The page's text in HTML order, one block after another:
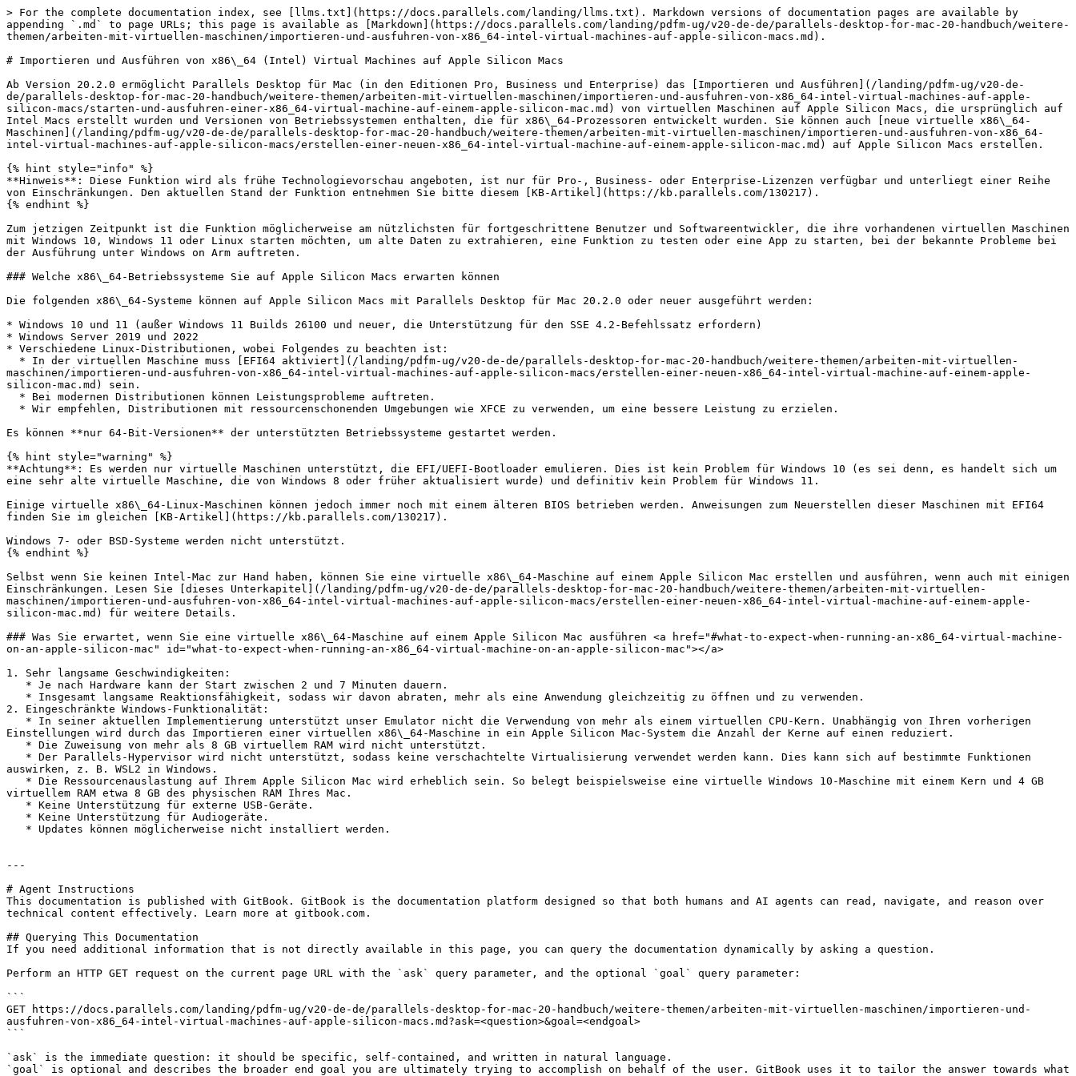
> For the complete documentation index, see [llms.txt](https://docs.parallels.com/landing/llms.txt). Markdown versions of documentation pages are available by
appending `.md` to page URLs; this page is available as [Markdown](https://docs.parallels.com/landing/pdfm-ug/v20-de-de/parallels-desktop-for-mac-20-handbuch/weitere-
themen/arbeiten-mit-virtuellen-maschinen/importieren-und-ausfuhren-von-x86_64-intel-virtual-machines-auf-apple-silicon-macs.md).
# Importieren und Ausführen von x86\_64 (Intel) Virtual Machines auf Apple Silicon Macs
Ab Version 20.2.0 ermöglicht Parallels Desktop für Mac (in den Editionen Pro, Business und Enterprise) das [Importieren und Ausführen](/landing/pdfm-ug/v20-de-
de/parallels-desktop-for-mac-20-handbuch/weitere-themen/arbeiten-mit-virtuellen-maschinen/importieren-und-ausfuhren-von-x86_64-intel-virtual-machines-auf-apple-
silicon-macs/starten-und-ausfuhren-einer-x86_64-virtual-machine-auf-einem-apple-silicon-mac.md) von virtuellen Maschinen auf Apple Silicon Macs, die ursprünglich auf
Intel Macs erstellt wurden und Versionen von Betriebssystemen enthalten, die für x86\_64-Prozessoren entwickelt wurden. Sie können auch [neue virtuelle x86\_64-
Maschinen](/landing/pdfm-ug/v20-de-de/parallels-desktop-for-mac-20-handbuch/weitere-themen/arbeiten-mit-virtuellen-maschinen/importieren-und-ausfuhren-von-x86_64-
intel-virtual-machines-auf-apple-silicon-macs/erstellen-einer-neuen-x86_64-intel-virtual-machine-auf-einem-apple-silicon-mac.md) auf Apple Silicon Macs erstellen.
{% hint style="info" %}
**Hinweis**: Diese Funktion wird als frühe Technologievorschau angeboten, ist nur für Pro-, Business- oder Enterprise-Lizenzen verfügbar und unterliegt einer Reihe
von Einschränkungen. Den aktuellen Stand der Funktion entnehmen Sie bitte diesem [KB-Artikel](https://kb.parallels.com/130217).
{% endhint %}
Zum jetzigen Zeitpunkt ist die Funktion möglicherweise am nützlichsten für fortgeschrittene Benutzer und Softwareentwickler, die ihre vorhandenen virtuellen Maschinen
mit Windows 10, Windows 11 oder Linux starten möchten, um alte Daten zu extrahieren, eine Funktion zu testen oder eine App zu starten, bei der bekannte Probleme bei
der Ausführung unter Windows on Arm auftreten.
### Welche x86\_64-Betriebssysteme Sie auf Apple Silicon Macs erwarten können
Die folgenden x86\_64-Systeme können auf Apple Silicon Macs mit Parallels Desktop für Mac 20.2.0 oder neuer ausgeführt werden:
* Windows 10 und 11 (außer Windows 11 Builds 26100 und neuer, die Unterstützung für den SSE 4.2-Befehlssatz erfordern)
* Windows Server 2019 und 2022
* Verschiedene Linux-Distributionen, wobei Folgendes zu beachten ist:
maschinen/importieren-und-ausfuhren-von-x86_64-intel-virtual-machines-auf-apple-silicon-macs/erstellen-einer-neuen-x86_64-intel-virtual-machine-auf-einem-apple-
silicon-mac.md) sein.
Es können **nur 64-Bit-Versionen** der unterstützten Betriebssysteme gestartet werden.
{% hint style="warning" %}
**Achtung**: Es werden nur virtuelle Maschinen unterstützt, die EFI/UEFI-Bootloader emulieren. Dies ist kein Problem für Windows 10 (es sei denn, es handelt sich um
eine sehr alte virtuelle Maschine, die von Windows 8 oder früher aktualisiert wurde) und definitiv kein Problem für Windows 11.
Einige virtuelle x86\_64-Linux-Maschinen können jedoch immer noch mit einem älteren BIOS betrieben werden. Anweisungen zum Neuerstellen dieser Maschinen mit EFI64
finden Sie im gleichen [KB-Artikel](https://kb.parallels.com/130217).
Windows 7- oder BSD-Systeme werden nicht unterstützt.
{% endhint %}
Selbst wenn Sie keinen Intel-Mac zur Hand haben, können Sie eine virtuelle x86\_64-Maschine auf einem Apple Silicon Mac erstellen und ausführen, wenn auch mit einigen
Einschränkungen. Lesen Sie [dieses Unterkapitel](/landing/pdfm-ug/v20-de-de/parallels-desktop-for-mac-20-handbuch/weitere-themen/arbeiten-mit-virtuellen-
maschinen/importieren-und-ausfuhren-von-x86_64-intel-virtual-machines-auf-apple-silicon-macs/erstellen-einer-neuen-x86_64-intel-virtual-machine-auf-einem-apple-
silicon-mac.md) für weitere Details.
### Was Sie erwartet, wenn Sie eine virtuelle x86\_64-Maschine auf einem Apple Silicon Mac ausführen <a href="#what-to-expect-when-running-an-x86_64-virtual-machine-
on-an-apple-silicon-mac" id="what-to-expect-when-running-an-x86_64-virtual-machine-on-an-apple-silicon-mac"></a>
1. Sehr langsame Geschwindigkeiten:
2. Eingeschränkte Windows-Funktionalität:
Einstellungen wird durch das Importieren einer virtuellen x86\_64-Maschine in ein Apple Silicon Mac-System die Anzahl der Kerne auf einen reduziert.
auswirken, z. B. WSL2 in Windows.
virtuellem RAM etwa 8 GB des physischen RAM Ihres Mac.
---
# Agent Instructions
This documentation is published with GitBook. GitBook is the documentation platform designed so that both humans and AI agents can read, navigate, and reason over
technical content effectively. Learn more at gitbook.com.
## Querying This Documentation
If you need additional information that is not directly available in this page, you can query the documentation dynamically by asking a question.
Perform an HTTP GET request on the current page URL with the `ask` query parameter, and the optional `goal` query parameter:
```
GET https://docs.parallels.com/landing/pdfm-ug/v20-de-de/parallels-desktop-for-mac-20-handbuch/weitere-themen/arbeiten-mit-virtuellen-maschinen/importieren-und-
ausfuhren-von-x86_64-intel-virtual-machines-auf-apple-silicon-macs.md?ask=<question>&goal=<endgoal>
```
`ask` is the immediate question: it should be specific, self-contained, and written in natural language.
`goal` is optional and describes the broader end goal you are ultimately trying to accomplish on behalf of the user. GitBook uses it to tailor the answer towards what